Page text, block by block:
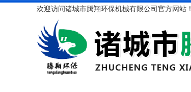
欢迎访问诸城市腾翔环保机械有限公司官方网站！